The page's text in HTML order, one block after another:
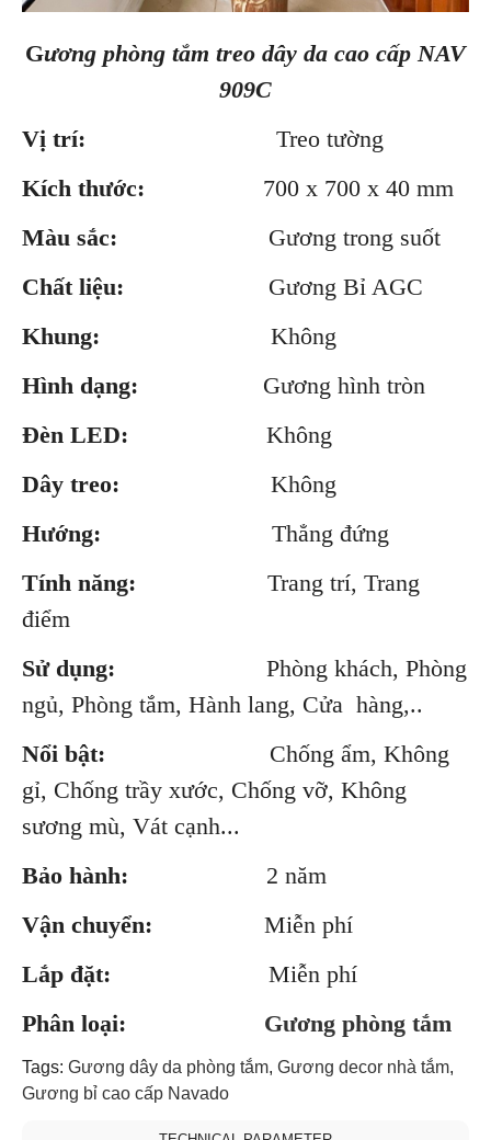
Gương phòng tắm treo dây da cao cấp NAV
909C
Vị trí:
Treo tường
Kích thước:
700 x 700 x 40 mm
Màu sắc:
Gương trong suốt
Chất liệu:
Gương Bỉ AGC
Khung:
Không
Hình dạng: Gương hình tròn
Đèn LED:
Không
Dây treo: Không
Hướng: Thẳng đứng
Tính năng: Trang trí, Trang
điểm
Sử dụng:
Phòng khách, Phòng
ngủ, Phòng tắm, Hành lang, Cửa hàng,..
Nổi bật: Chống ẩm, Không
gỉ, Chống trầy xước, Chống vỡ, Không
sương mù, Vát cạnh...
Bảo hành: 2 năm
Vận chuyển:
Miễn phí
Lắp đặt: Miễn phí
Phân loại:
Gương phòng tắm
Tags: Gương dây da phòng tắm, Gương decor nhà tắm,
Gương bỉ cao cấp Navado